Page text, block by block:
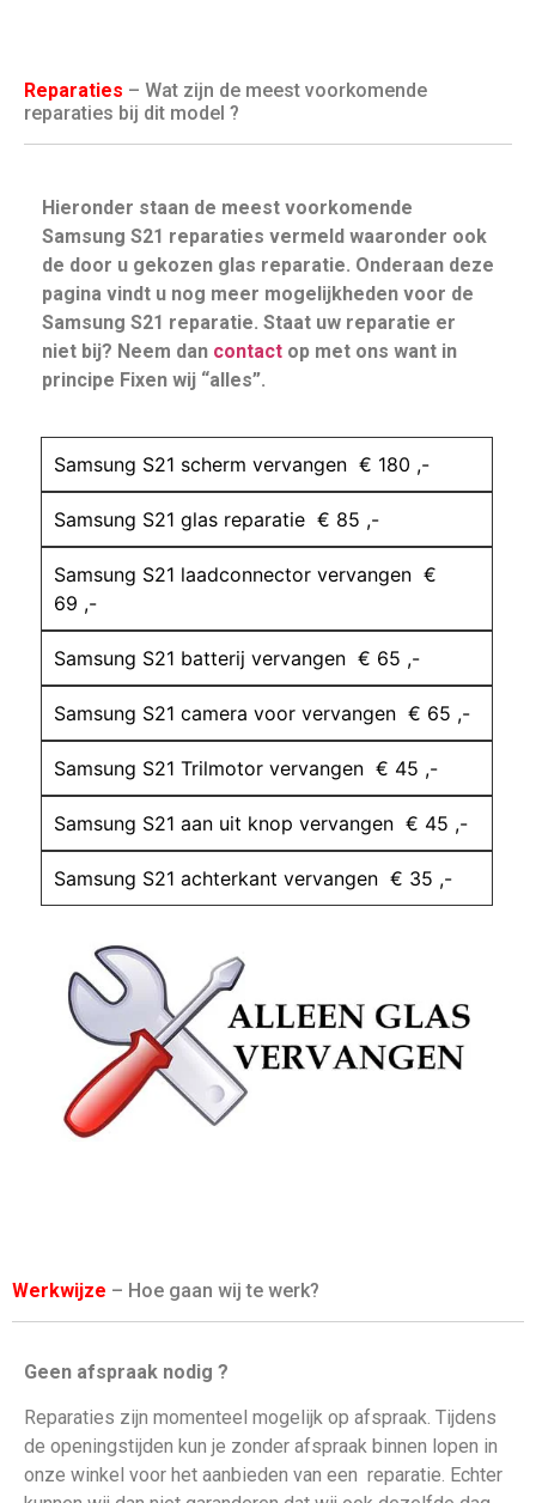
Reparaties – Wat zijn de meest voorkomende
reparaties bij dit model ?
Hieronder staan de meest voorkomende
Samsung S21 reparaties vermeld waaronder ook
de door u gekozen glas reparatie. Onderaan deze
pagina vindt u nog meer mogelijkheden voor de
Samsung S21 reparatie. Staat uw reparatie er
niet bij? Neem dan contact op met ons want in
principe Fixen wij “alles”.
Samsung S21 scherm vervangen € 180 ,-
Samsung S21 glas reparatie € 85 ,-
Samsung S21 laadconnector vervangen €
69 ,-
Samsung S21 batterij vervangen € 65 ,-
Samsung S21 camera voor vervangen € 65 ,-
Samsung S21 Trilmotor vervangen € 45 ,-
Samsung S21 aan uit knop vervangen € 45 ,-
Samsung S21 achterkant vervangen € 35 ,-
Werkwijze – Hoe gaan wij te werk?
Geen afspraak nodig ?
Reparaties zijn momenteel mogelijk op afspraak. Tijdens
de openingstijden kun je zonder afspraak binnen lopen in
onze winkel voor het aanbieden van een reparatie. Echter